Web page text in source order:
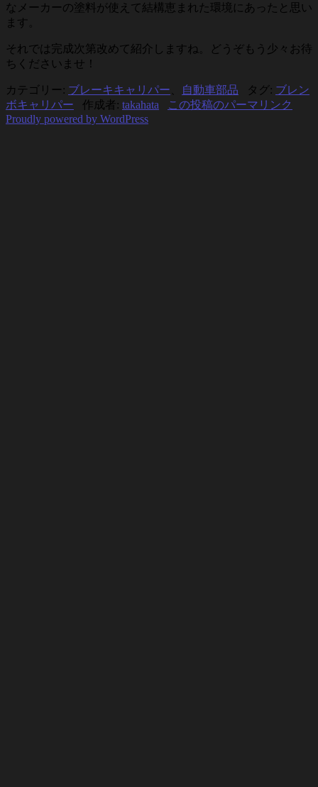
なメーカーの塗料が使えて結構恵まれた環境にあったと思い
ます。
それでは完成次第改めて紹介しますね。どうぞもう少々お待
ちくださいませ！
カテゴリー: ブレーキキャリパー 自動車部品 タグ: ブレン
ボキャリパー 作成者: takahata
この投稿のパーマリンク
Proudly powered by WordPress